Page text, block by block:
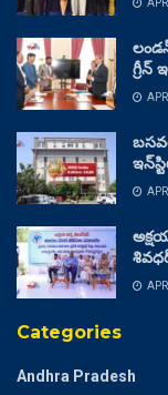
Categories
Andhra Pradesh